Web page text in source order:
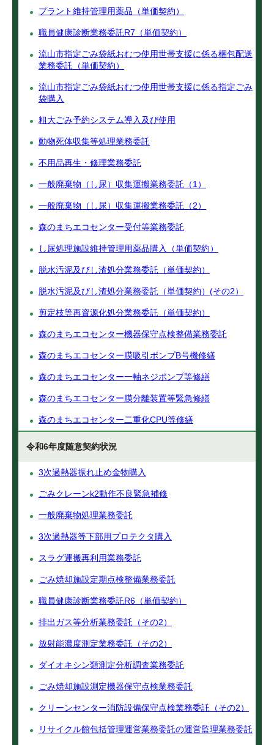
プラント維持管理用薬品（単価契約）
職員健康診断業務委託R7（単価契約）
流山市指定ごみ袋紙おむつ使用世帯支援に係る梱包配送
業務委託（単価契約）
流山市指定ごみ袋紙おむつ使用世帯支援に係る指定ごみ
袋購入
粗大ごみ予約システム導入及び使用
動物死体収集等処理業務委託
不用品再生・修理業務委託
一般廃棄物（し尿）収集運搬業務委託（1）
一般廃棄物（し尿）収集運搬業務委託（2）
森のまちエコセンター受付等業務委託
し尿処理施設維持管理用薬品購入（単価契約）
脱水汚泥及びし渣処分業務委託（単価契約）
脱水汚泥及びし渣処分業務委託（単価契約）(その2）
剪定枝等再資源化処分業務委託（単価契約）
森のまちエコセンター機器保守点検整備業務委託
森のまちエコセンター膜吸引ポンプB号機修繕
森のまちエコセンター一軸ネジポンプ等修繕
森のまちエコセンター膜分離装置等緊急修繕
森のまちエコセンター二重化CPU等修繕
令和6年度随意契約状況
3次過熱器振れ止め金物購入
ごみクレーンk2動作不良緊急補修
一般廃棄物処理業務委託
3次過熱器等下部用プロテクタ購入
スラグ運搬再利用業務委託
ごみ焼却施設定期点検整備業務委託
職員健康診断業務委託R6（単価契約）
排出ガス等分析業務委託（その2）
放射能濃度測定業務委託（その2）
ダイオキシン類測定分析調査業務委託
ごみ焼却施設測定機器保守点検業務委託
クリーンセンター消防設備保守点検業務委託（その2）
リサイクル館包括管理運営業務委託の運営監理業務委託